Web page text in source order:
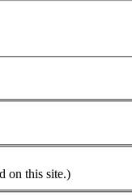
on this site.)